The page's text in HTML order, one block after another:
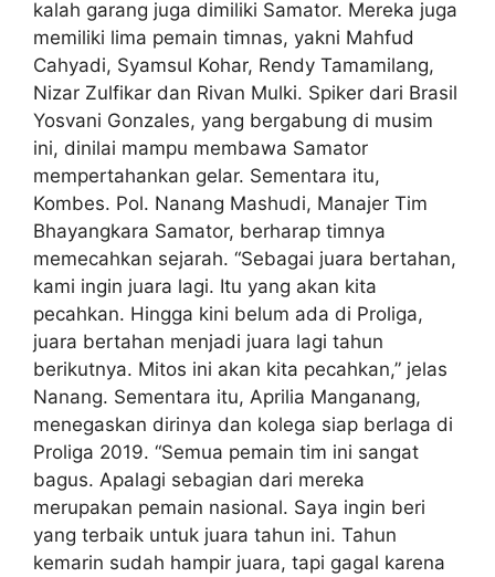
kalah garang juga dimiliki Samator. Mereka juga
memiliki lima pemain timnas, yakni Mahfud
Cahyadi, Syamsul Kohar, Rendy Tamamilang,
Nizar Zulfikar dan Rivan Mulki. Spiker dari Brasil
Yosvani Gonzales, yang bergabung di musim
ini, dinilai mampu membawa Samator
mempertahankan gelar. Sementara itu,
Kombes. Pol. Nanang Mashudi, Manajer Tim
Bhayangkara Samator, berharap timnya
memecahkan sejarah. “Sebagai juara bertahan,
kami ingin juara lagi. Itu yang akan kita
pecahkan. Hingga kini belum ada di Proliga,
juara bertahan menjadi juara lagi tahun
berikutnya. Mitos ini akan kita pecahkan,” jelas
Nanang. Sementara itu, Aprilia Manganang,
menegaskan dirinya dan kolega siap berlaga di
Proliga 2019. “Semua pemain tim ini sangat
bagus. Apalagi sebagian dari mereka
merupakan pemain nasional. Saya ingin beri
yang terbaik untuk juara tahun ini. Tahun
kemarin sudah hampir juara, tapi gagal karena